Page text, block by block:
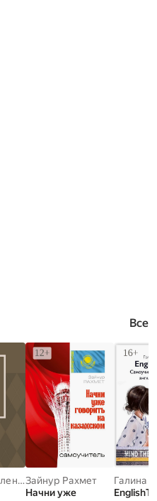
Все
Николай ХмеленокЗайнур Рахмет
Начни уже
Галина